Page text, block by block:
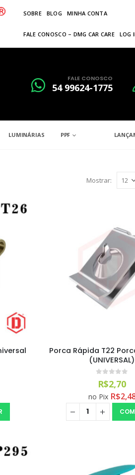
SOBRE BLOG MINHA CONTA
FALE CONOSCO – DMG CAR CARE LOG
FALE CONOSCO
54 99624-1775
LUMINÁRIAS PPF
Mostrar:
Porca Rápida T22
(UNIVERSAL)
out of 5
R$2,70
no Pix R$